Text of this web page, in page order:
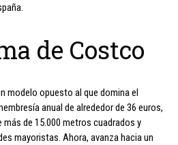
de Costco
modelo opuesto al que domina el
anual de alrededor de 36 euros,
de 15.000 metros cuadrados y
mayoristas. Ahora, avanza hacia un